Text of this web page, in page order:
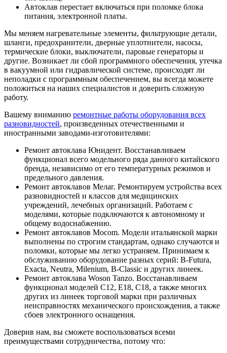
Автоклав перестает включаться при поломке блока
питания, электронной платы.
Мы меняем нагревательные элементы, фильтрующие детали,
шланги, предохранители, дверные уплотнители, насосы,
термические блоки, выключатели, паровые генераторы и
другие. Возникает ли сбой программного обеспечения, утечка
в вакуумной или гидравлической системе, происходят ли
неполадки с программным обеспечением, вы всегда можете
положиться на наших специалистов и доверить сложную
работу.
Вашему вниманию ремонтные работы оборудования всех
разновидностей, произведенных отечественными и
иностранными заводами-изготовителями:
Ремонт автоклава Юнидент. Восстанавливаем
функционал всего модельного ряда данного китайского
бренда, независимо от его температурных режимов и
предельного давления.
Ремонт автоклавов Мелаг. Ремонтируем устройства всех
разновидностей и классов для медицинских
учреждений, лечебных организаций. Работаем с
моделями, которые подключаются к автономному и
общему водоснабжению.
Ремонт автоклавов Mocom. Модели итальянской марки
выполнены по строгим стандартам, однако случаются и
поломки, которые мы легко устраняем. Принимаем к
обслуживанию оборудование разных серий: B-Futura,
Exacta, Neutra, Milenium, B-Classic и других линеек.
Ремонт автоклава Woson Tanzo. Восстанавливаем
функционал моделей С12, Е18, С18, а также многих
других из линеек торговой марки при различных
неисправностях механического происхождения, а также
сбоев электронного оснащения.
Доверив нам, вы сможете воспользоваться всеми
преимуществами сотрудничества, потому что: